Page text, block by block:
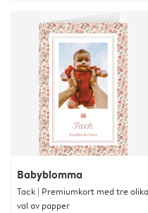
Babyblomma
Tack | Premiumkort med tre olika
val av papper